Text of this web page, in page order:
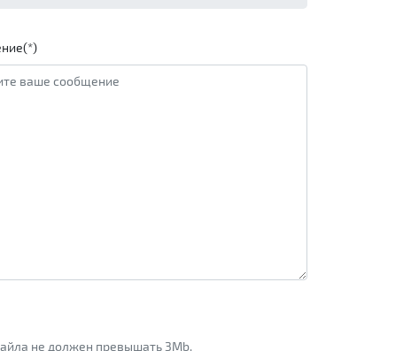
не должен превышать 3Mb.